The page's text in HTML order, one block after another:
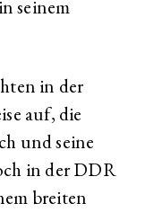
seinem
in der
auf, die
und seine
in der DDR
breiten